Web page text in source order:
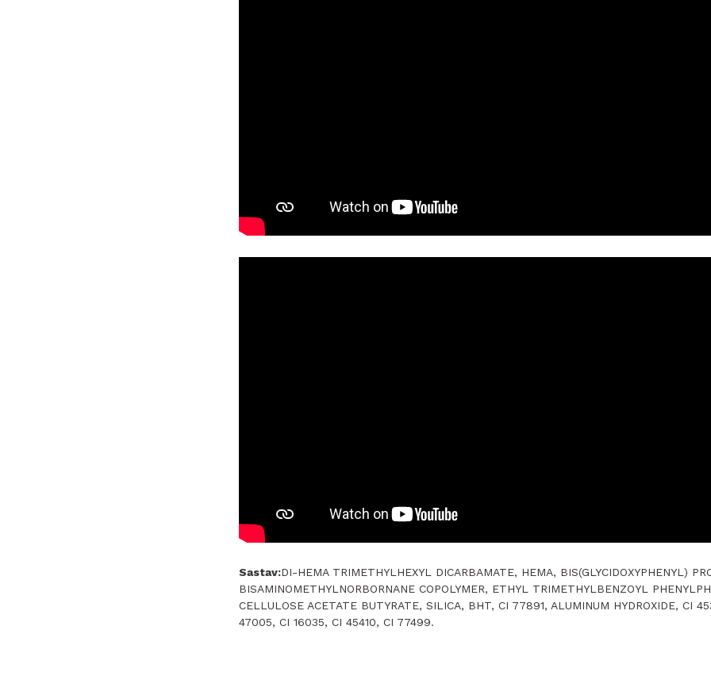
Sastav:DI-HEMA TRIMETHYLHEXYL DICARBAMATE, HEMA, BIS(GLYCIDOXYPHENYL)
BISAMINOMETHYLNORBORNANE COPOLYMER, ETHYL TRIMETHYLBENZOYL
CELLULOSE ACETATE BUTYRATE, SILICA, BHT, CI 77891, ALUMINUM HYDROXIDE, CI
47005, CI 16035, CI 45410, CI 77499.